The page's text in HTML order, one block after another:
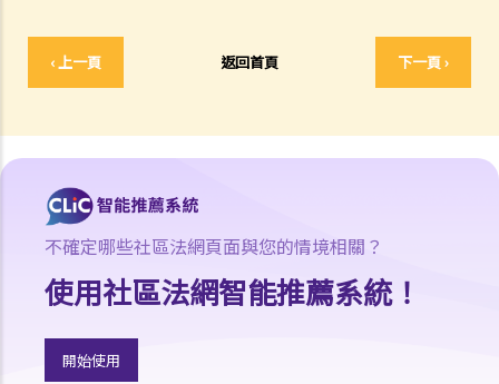
‹ 上一頁 返回首頁 下一頁 ›
1. 有車主把其車輛的登記號碼「HE 1107」顯示為「HE110 7」，含義即
「Hello 7」。那是違反法律的嗎？
Q1. 我忘了汽車的車輛牌照已經過期，過了幾天後才續領牌照。在那幾
行？
Q2. 沒有駕駛執照的人可以用他/她的名義登記車輛嗎？
3. 與交通標誌及交通燈有關
Q1. 若交通燈發生故障，駕駛者和行人應該怎樣做？
Q2. 我是一名視障人士。我過馬路時並沒有注意到行人過路燈顯示了紅
色，結果我被控沒有遵從交通燈的訊號過馬路。作為視障人士是辯護理
不確定哪些社區法網頁面與您的情境相關？
使用社區法網智能推薦系統！
開始使用